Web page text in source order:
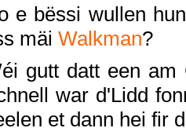
e bëssi wullen
mäi Walkman?
gutt datt een am
war d'Lidd
et dann hei fir